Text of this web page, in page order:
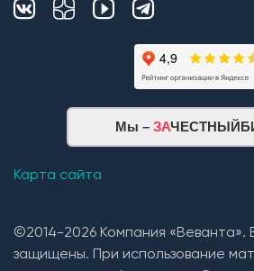
Монтаж плит
Кровельная система
1. Монтаж стропильной системы
(Технониколь, Дёке) и
зависимости от проекта и
Мы – ЗА
Карта сайта
©2014-2026 Компания «Веванта».
защищены. При использование